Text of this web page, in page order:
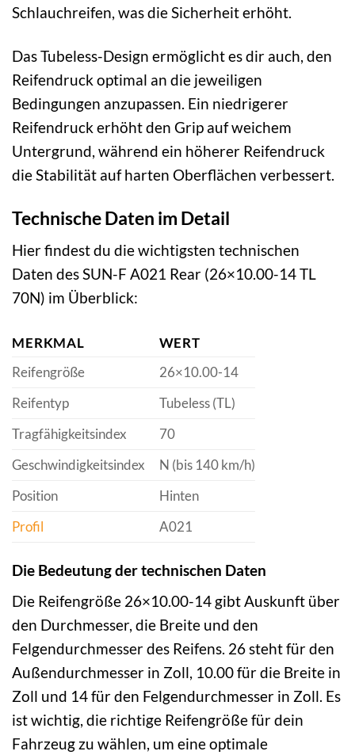
Schlauchreifen, was die Sicherheit erhöht.
Das Tubeless-Design ermöglicht es dir auch, den
Reifendruck optimal an die jeweiligen
Bedingungen anzupassen. Ein niedrigerer
Reifendruck erhöht den Grip auf weichem
Untergrund, während ein höherer Reifendruck
die Stabilität auf harten Oberflächen verbessert.
Technische Daten im Detail
Hier findest du die wichtigsten technischen
Daten des SUN-F A021 Rear (26×10.00-14 TL
70N) im Überblick:
MERKMAL
WERT
Reifengröße
26×10.00-14
Reifentyp
Tubeless (TL)
Tragfähigkeitsindex
70
Geschwindigkeitsindex
N (bis 140 km/h)
Position
Hinten
Profil
A021
Die Bedeutung der technischen Daten
Die Reifengröße 26×10.00-14 gibt Auskunft über
den Durchmesser, die Breite und den
Felgendurchmesser des Reifens. 26 steht für den
Außendurchmesser in Zoll, 10.00 für die Breite in
Zoll und 14 für den Felgendurchmesser in Zoll. Es
ist wichtig, die richtige Reifengröße für dein
Fahrzeug zu wählen, um eine optimale